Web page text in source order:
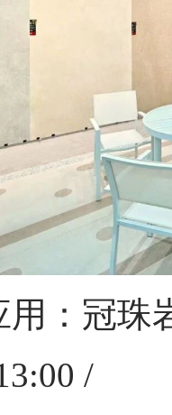
：冠珠
/